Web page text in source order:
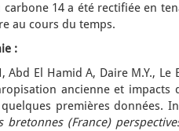
14 a été rectifiée en
au cours du temps.
:
Abd El Hamid A, Daire M.Y.,
ancienne et impacts
premières données.
bretonnes (France)